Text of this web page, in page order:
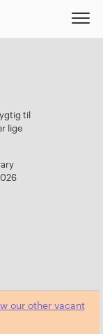
til
lige
our other vacant